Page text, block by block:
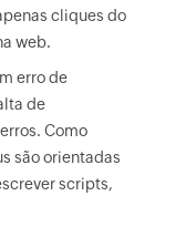
cliques do
web.
erro de
de
Como
são orientadas
scripts,